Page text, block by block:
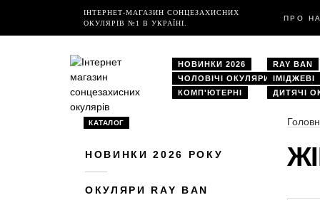
ІНТЕРНЕТ-МАГАЗИН СОНЦЕЗАХИСНИХ
ОКУЛЯРІВ №1 В УКРАЇНІ.
ПРО
НОВИНКИ 2026
RAY BAN
ЧОЛОВІЧІ ОКУЛЯРИ
ІМІДЖЕВІ
КОМП'ЮТЕРНІ
ДИТЯЧІ
КАТАЛОГ
НОВИНКИ 2026 РОКУ
ОКУЛЯРИ RAY BAN